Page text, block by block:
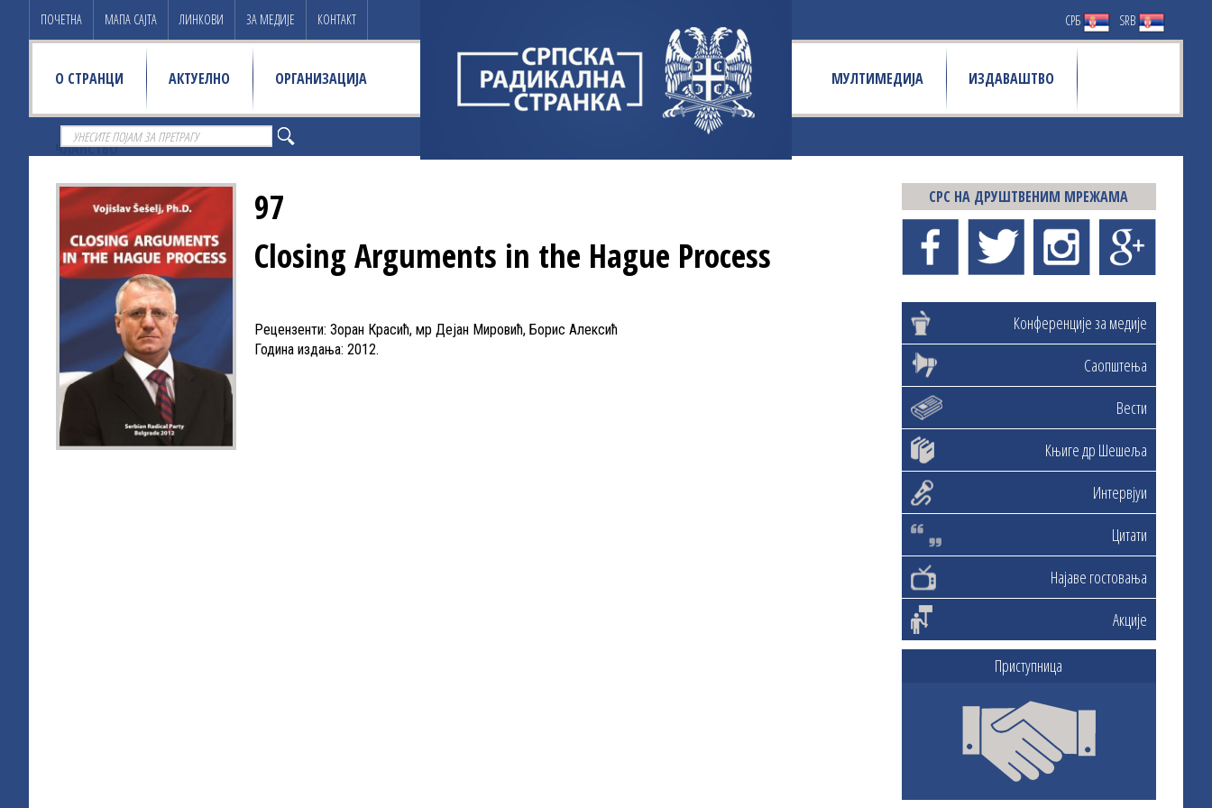
ПОЧЕТНА МАПА САЈТА ЛИНКОВИ ЗА МЕДИЈЕ КОНТАКТ СРБ SRB
О СТРАНЦИ АКТУЕЛНО ОРГАНИЗАЦИЈА МУЛТИМЕДИЈА ИЗДАВАШТВО
ЧЛАНСТВО
97
Closing Arguments in the Hague Process
Рецензенти: Зоран Красић, мр Дејан Мировић, Борис Алексић
Година издања: 2012.
СРС НА ДРУШТВЕНИМ МРЕЖАМА
Конференције за медије
Саопштења
Вести
Књиге др Шешеља
Интервјуи
Цитати
Најаве гостовања
Акције
Приступница